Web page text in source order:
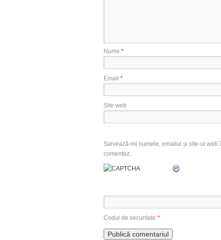
Nume *
Email *
Site web
Salvează-mi numele, emailul și site-ul
comentez.
Codul de securitate *